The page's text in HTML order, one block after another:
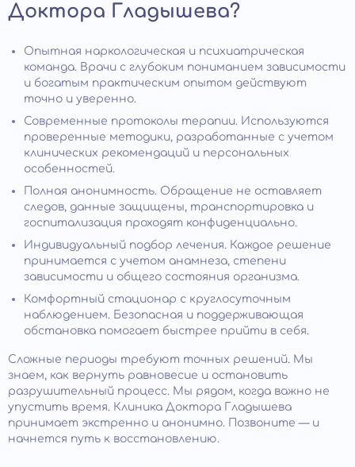
Доктора Гладышева?
Опытная наркологическая и психиатрическая
команда. Врачи с глубоким пониманием зависимости
и богатым практическим опытом действуют
точно и уверенно.
Современные протоколы терапии. Используются
проверенные методики, разработанные с учетом
клинических рекомендаций и персональных
особенностей.
Полная анонимность. Обращение не оставляет
следов, данные защищены, транспортировка и
госпитализация проходят конфиденциально.
Индивидуальный подбор лечения. Каждое решение
принимается с учетом анамнеза, степени
зависимости и общего состояния организма.
Комфортный стационар с круглосуточным
наблюдением. Безопасная и поддерживающая
обстановка помогает быстрее прийти в себя.
Сложные периоды требуют точных решений. Мы
знаем, как вернуть равновесие и остановить
разрушительный процесс. Мы рядом, когда важно не
упустить время. Клиника Доктора Гладышева
принимает экстренно и анонимно. Позвоните — и
начнется путь к восстановлению.